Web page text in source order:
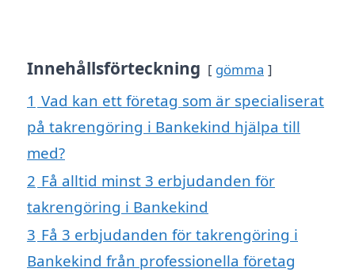
Innehållsförteckning gömma
1 Vad kan ett företag som är specialiserat
på takrengöring i Bankekind hjälpa till
med?
2 Få alltid minst 3 erbjudanden för
takrengöring i Bankekind
3 Få 3 erbjudanden för takrengöring i
Bankekind från professionella företag